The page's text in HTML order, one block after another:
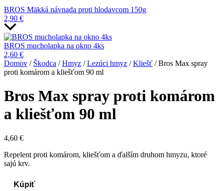
BROS Mäkká návnada proti hlodavcom 150g
2,90 €
BROS mucholapka na okno 4ks
2,60 €
Domov / Škodca /Hmyz /Lezúci hmyz /Kliešť / Bros Max spray
proti komárom a kliešťom 90 ml
Bros Max spray proti komárom
a kliešťom 90 ml
4,60 €
Repelent proti komárom, kliešťom a ďalším druhom hmyzu, ktoré
sajú krv.
Kúpiť